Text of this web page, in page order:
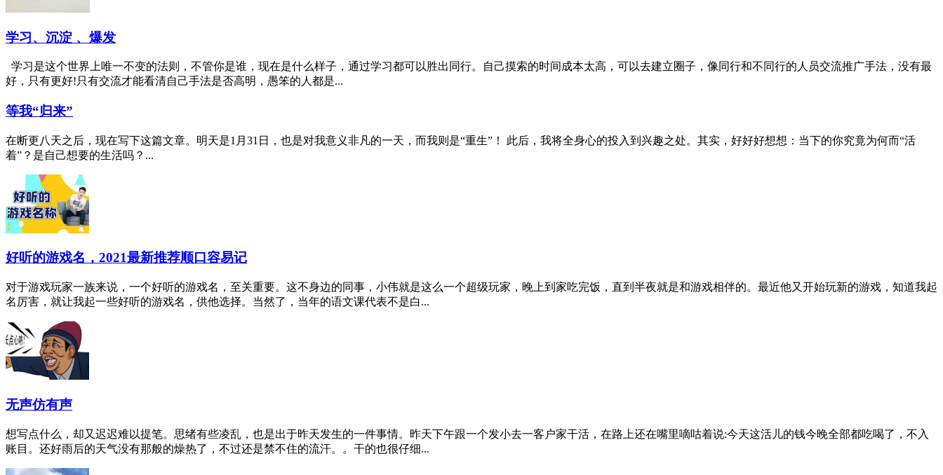
学习、沉淀 、爆发
学习是这个世界上唯一不变的法则，不管你是谁，现在是什么样子，通过学习都可以胜出同行。自己摸索的时间成本太高，可以去建立圈子，像同行和不同行的人员交流推广手法，没有最
好，只有更好!只有交流才能看清自己手法是否高明，愚笨的人都是...
等我“归来”
在断更八天之后，现在写下这篇文章。明天是1月31日，也是对我意义非凡的一天，而我则是“重生”！ 此后，我将全身心的投入到兴趣之处。其实，好好好想想：当下的你究竟为何而“活
着”？是自己想要的生活吗？...
好听的游戏名，2021最新推荐顺口容易记
对于游戏玩家一族来说，一个好听的游戏名，至关重要。这不身边的同事，小伟就是这么一个超级玩家，晚上到家吃完饭，直到半夜就是和游戏相伴的。最近他又开始玩新的游戏，知道我起
名厉害，就让我起一些好听的游戏名，供他选择。当然了，当年的语文课代表不是白...
无声仿有声
想写点什么，却又迟迟难以提笔。思绪有些凌乱，也是出于昨天发生的一件事情。昨天下午跟一个发小去一客户家干活，在路上还在嘴里嘀咕着说:今天这活儿的钱今晚全部都吃喝了，不入
账目。还好雨后的天气没有那般的燥热了，不过还是禁不住的流汗。。干的也很仔细...